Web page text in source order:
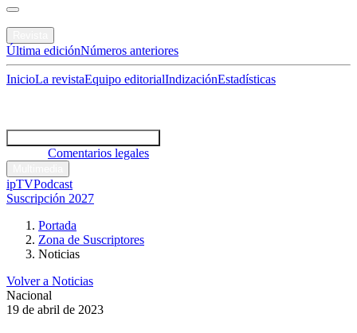
Última ediciónNúmeros anteriores
InicioLa revistaEquipo editorialIndizaciónEstadísticas
Comentarios legales
ipTVPodcast
Suscripción 2027
Portada
Zona de Suscriptores
Noticias
Volver a Noticias
Nacional
19 de abril de 2023